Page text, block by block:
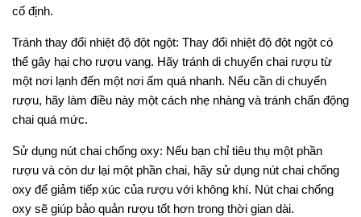
cố định.
Tránh thay đổi nhiệt độ đột ngột: Thay đổi nhiệt độ đột ngột có
thể gây hại cho rượu vang. Hãy tránh di chuyển chai rượu từ
một nơi lạnh đến một nơi ấm quá nhanh. Nếu cần di chuyển
rượu, hãy làm điều này một cách nhẹ nhàng và tránh chấn động
chai quá mức.
Sử dụng nút chai chống oxy: Nếu bạn chỉ tiêu thụ một phần
rượu và còn dư lại một phần chai, hãy sử dụng nút chai chống
oxy để giảm tiếp xúc của rượu với không khí. Nút chai chống
oxy sẽ giúp bảo quản rượu tốt hơn trong thời gian dài.